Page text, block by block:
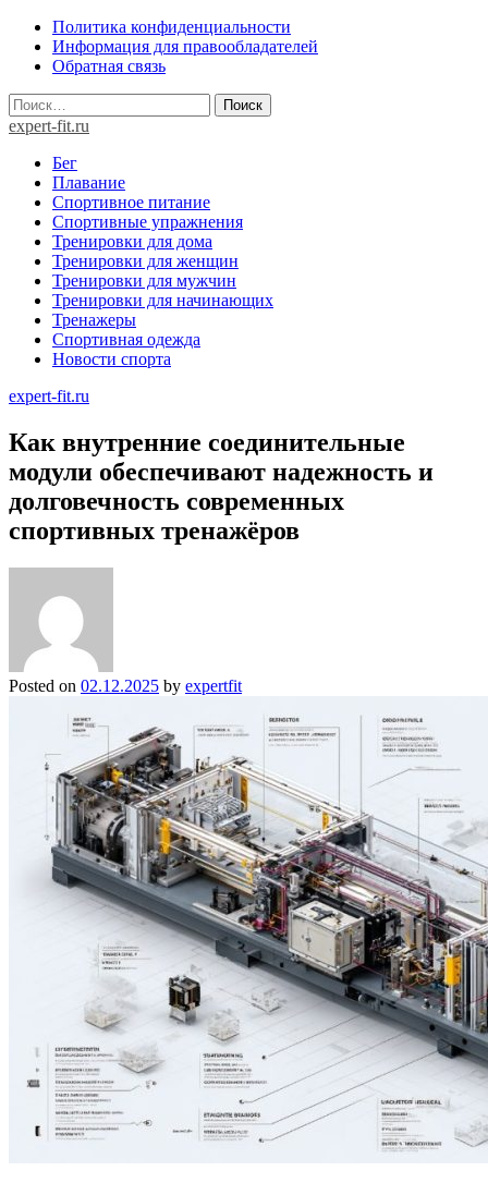
Skip
content
Политика конфиденциальности
Информация для правообладателей
Обратная связь
Найти:
expert-fit.ru
Бег
Плавание
Спортивное питание
Спортивные упражнения
Тренировки для дома
Тренировки для женщин
Тренировки для мужчин
Тренировки для начинающих
Тренажеры
Спортивная одежда
Новости спорта
expert-fit.ru
Как внутренние соединительные
модули обеспечивают надежность и
долговечность современных
спортивных тренажёров
Posted on 02.12.2025 by expertfit